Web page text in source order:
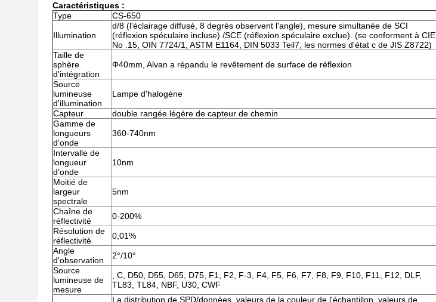
Caractéristiques :
Type
CS-650
Illumination
d/8 (l'éclairage diffusé, 8 degrés observent l'angle), mesure simultanée de SCI
(réflexion spéculaire incluse) /SCE (réflexion spéculaire exclue). (se conforment à CIE
No .15, OIN 7724/1, ASTM E1164, DIN 5033 Teil7, les normes d'état c de JIS Z8722)
Taille de
sphère
d'intégration
Φ40mm, Alvan a répandu le revêtement de surface de réflexion
Source
lumineuse
d'illumination
Lampe d'halogène
Capteur
double rangée légère de capteur de chemin
Gamme de
longueurs
d'onde
360-740nm
Intervalle de
longueur
d'onde
10nm
Moitié de
largeur
spectrale
5nm
Chaîne de
réflectivité
0-200%
Résolution de
réflectivité
0,01%
Angle
d'observation
2°/10°
Source
lumineuse de
mesure
, C, D50, D55, D65, D75, F1, F2, F-3, F4, F5, F6, F7, F8, F9, F10, F11, F12, DLF,
TL83, TL84, NBF, U30, CWF
La distribution de SPD/données, valeurs de la couleur de l'échantillon, valeurs de